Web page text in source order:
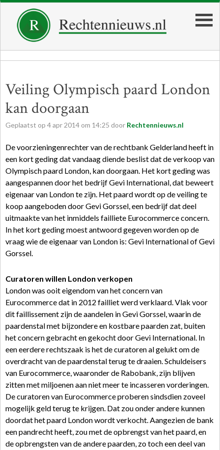
Veiling Olympisch paard London
kan doorgaan
Geplaatst op 4apr 2014 om 14:25 door Rechtennieuws.nl
De voorzieningenrechter van de rechtbank Gelderland heeft in
een kort geding dat vandaag diende beslist dat de verkoop van
Olympisch paard London, kan doorgaan. Het kort geding was
aangespannen door het bedrijf Gevi International, dat beweert
eigenaar van London te zijn. Het paard wordt op de veiling te
koop aangeboden door Gevi Gorssel, een bedrijf dat deel
uitmaakte van het inmiddels failliete Eurocommerce concern.
In het kort geding moest antwoord gegeven worden op de
vraag wie de eigenaar van London is: Gevi International of Gevi
Gorssel.
Curatoren willen London verkopen
London was ooit eigendom van het concern van
Eurocommerce dat in 2012 failliet werd verklaard. Vlak voor
dit faillissement zijn de aandelen in Gevi Gorssel, waarin de
paardenstal met bijzondere en kostbare paarden zat, buiten
het concern gebracht en gekocht door Gevi International. In
een eerdere rechtszaak is het de curatoren al gelukt om de
overdracht van de paardenstal terug te draaien. Schuldeisers
van Eurocommerce, waaronder de Rabobank, zijn blijven
zitten met miljoenen aan niet meer te incasseren vorderingen.
De curatoren van Eurocommerce proberen sindsdien zoveel
mogelijk geld terug te krijgen. Dat zou onder andere kunnen
doordat het paard London wordt verkocht. Aangezien de bank
een pandrecht heeft, zou met de opbrengst van het paard, en
de opbrengsten van de andere paarden, zo toch een deel van